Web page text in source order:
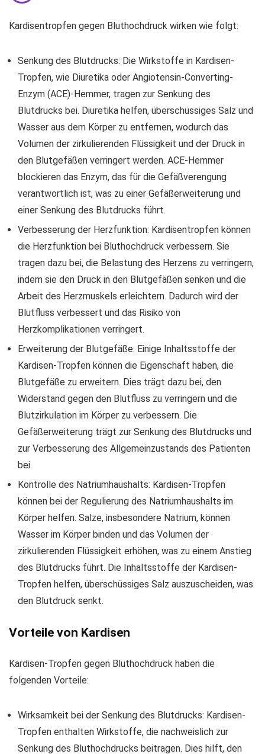
Kardisentropfen gegen Bluthochdruck wirken wie folgt:
Senkung des Blutdrucks: Die Wirkstoffe in Kardisen-
Tropfen, wie Diuretika oder Angiotensin-Converting-
Enzym (ACE)-Hemmer, tragen zur Senkung des
Blutdrucks bei. Diuretika helfen, überschüssiges Salz und
Wasser aus dem Körper zu entfernen, wodurch das
Volumen der zirkulierenden Flüssigkeit und der Druck in
den Blutgefäßen verringert werden. ACE-Hemmer
blockieren das Enzym, das für die Gefäßverengung
verantwortlich ist, was zu einer Gefäßerweiterung und
einer Senkung des Blutdrucks führt.
Verbesserung der Herzfunktion: Kardisentropfen können
die Herzfunktion bei Bluthochdruck verbessern. Sie
tragen dazu bei, die Belastung des Herzens zu verringern,
indem sie den Druck in den Blutgefäßen senken und die
Arbeit des Herzmuskels erleichtern. Dadurch wird der
Blutfluss verbessert und das Risiko von
Herzkomplikationen verringert.
Erweiterung der Blutgefäße: Einige Inhaltsstoffe der
Kardisen-Tropfen können die Eigenschaft haben, die
Blutgefäße zu erweitern. Dies trägt dazu bei, den
Widerstand gegen den Blutfluss zu verringern und die
Blutzirkulation im Körper zu verbessern. Die
Gefäßerweiterung trägt zur Senkung des Blutdrucks und
zur Verbesserung des Allgemeinzustands des Patienten
bei.
Kontrolle des Natriumhaushalts: Kardisen-Tropfen
können bei der Regulierung des Natriumhaushalts im
Körper helfen. Salze, insbesondere Natrium, können
Wasser im Körper binden und das Volumen der
zirkulierenden Flüssigkeit erhöhen, was zu einem Anstieg
des Blutdrucks führt. Die Inhaltsstoffe der Kardisen-
Tropfen helfen, überschüssiges Salz auszuscheiden, was
den Blutdruck senkt.
Vorteile von Kardisen
Kardisen-Tropfen gegen Bluthochdruck haben die
folgenden Vorteile:
Wirksamkeit bei der Senkung des Blutdrucks: Kardisen-
Tropfen enthalten Wirkstoffe, die nachweislich zur
Senkung des Bluthochdrucks beitragen. Dies hilft, den